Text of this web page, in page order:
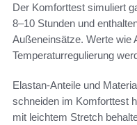
Der Komforttest simuliert
8–10 Stunden und
Außeneinsätze. Werte wie
Temperaturregulierung
Elastan-Anteile und
schneiden im Komforttest
mit leichtem Stretch